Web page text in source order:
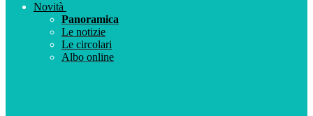
Novità
Panoramica
Le notizie
Le circolari
Albo online